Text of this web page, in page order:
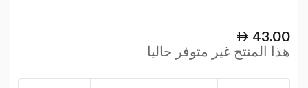
43.00
هذا المنتج غير متوفر حاليا